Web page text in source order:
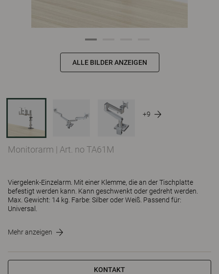
ALLE BILDER ANZEIGEN
+9
Monitorarm | Art. no TA61M
Viergelenk-Einzelarm. Mit einer Klemme, die an der Tischplatte
befestigt werden kann. Kann geschwenkt oder gedreht werden.
Max. Gewicht: 14 kg. Farbe: Silber oder Weiß. Passend für:
Universal.
Mehr anzeigen
KONTAKT